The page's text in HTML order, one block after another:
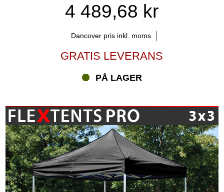
4 489,68 kr
Dancover pris inkl. moms
GRATIS LEVERANS
PÅ LAGER